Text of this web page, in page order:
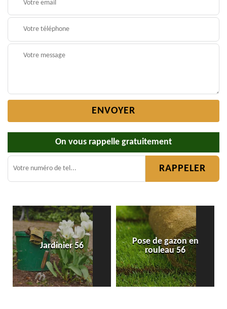
On vous rappelle gratuitement
Jardinier 56
Pose de gazon en
rouleau 56